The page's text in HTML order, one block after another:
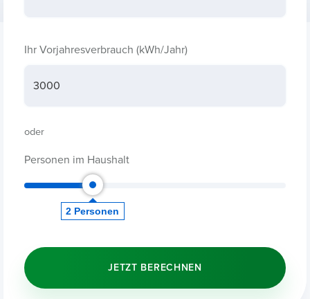
2 Personen
Ihr Vorjahresverbrauch (kWh/Jahr)